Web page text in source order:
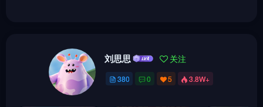
刘思思 关注
380 0 5 3.8W+